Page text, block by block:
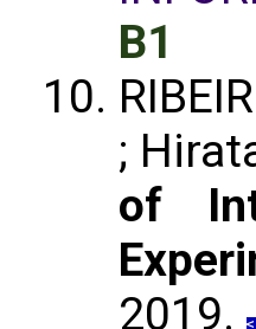
B1
;
of
2019.